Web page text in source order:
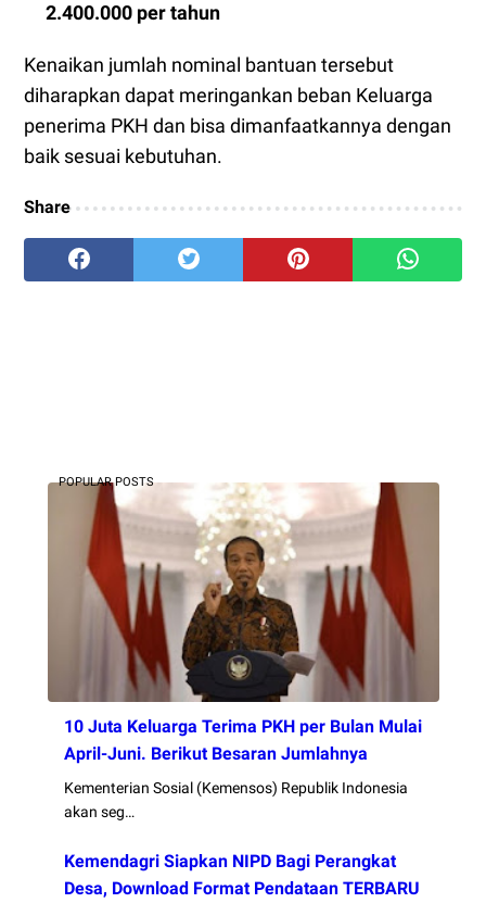
2.400.000 per tahun
Kenaikan jumlah nominal bantuan tersebut
diharapkan dapat meringankan beban Keluarga
penerima PKH dan bisa dimanfaatkannya dengan
baik sesuai kebutuhan.
Share
POPULAR POSTS
10 Juta Keluarga Terima PKH per Bulan Mulai
April-Juni. Berikut Besaran Jumlahnya
Kementerian Sosial (Kemensos) Republik Indonesia
akan seg…
Kemendagri Siapkan NIPD Bagi Perangkat
Desa, Download Format Pendataan TERBARU